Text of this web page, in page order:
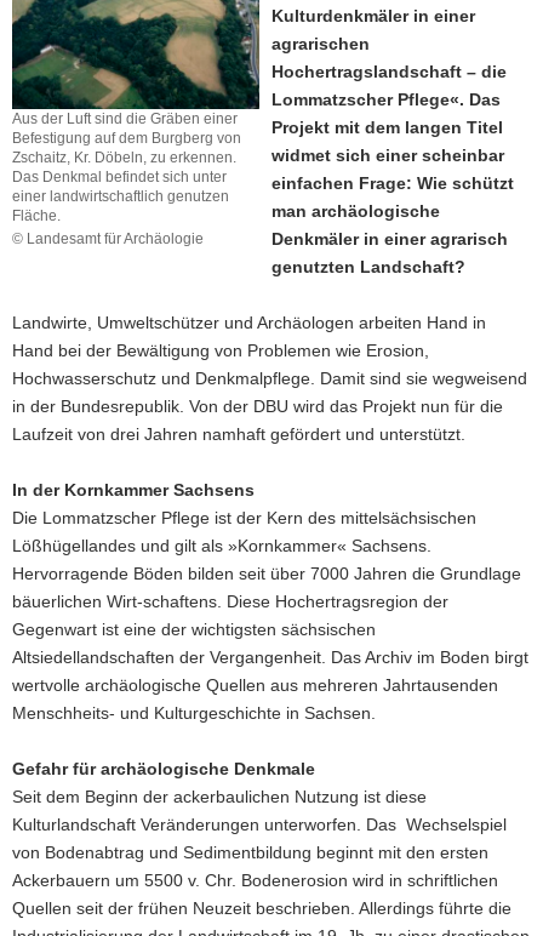
a
v
i
g
a
t
i
o
n
Aus der Luft sind die Gräben einer
Befestigung auf dem Burgberg von
Zschaitz, Kr. Döbeln, zu erkennen.
Das Denkmal befindet sich unter
einer landwirtschaftlich genutzen
Fläche.
© Landesamt für Archäologie
Kulturdenkmäler in einer
agrarischen
Hochertragslandschaft – die
Lommatzscher Pflege«. Das
Projekt mit dem langen Titel
widmet sich einer scheinbar
einfachen Frage: Wie schützt
man archäologische
Denkmäler in einer agrarisch
genutzten Landschaft?
Landwirte, Umweltschützer und Archäologen arbeiten Hand in
Hand bei der Bewältigung von Problemen wie Erosion,
Hochwasserschutz und Denkmalpflege. Damit sind sie wegweisend
in der Bundesrepublik. Von der DBU wird das Projekt nun für die
Laufzeit von drei Jahren namhaft gefördert und unterstützt.
In der Kornkammer Sachsens
Die Lommatzscher Pflege ist der Kern des mittelsächsischen
Lößhügellandes und gilt als »Kornkammer« Sachsens.
Hervorragende Böden bilden seit über 7000 Jahren die Grundlage
bäuerlichen Wirt-schaftens. Diese Hochertragsregion der
Gegenwart ist eine der wichtigsten sächsischen
Altsiedellandschaften der Vergangenheit. Das Archiv im Boden birgt
wertvolle archäologische Quellen aus mehreren Jahrtausenden
Menschheits- und Kulturgeschichte in Sachsen.
Gefahr für archäologische Denkmale
Seit dem Beginn der ackerbaulichen Nutzung ist diese
Kulturlandschaft Veränderungen unterworfen. Das Wechselspiel
von Bodenabtrag und Sedimentbildung beginnt mit den ersten
Ackerbauern um 5500 v. Chr. Bodenerosion wird in schriftlichen
Quellen seit der frühen Neuzeit beschrieben. Allerdings führte die